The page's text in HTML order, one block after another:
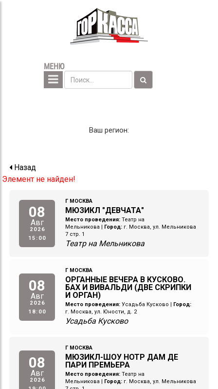
МЕНЮ
Ваш регион:
Назад
Элемент не найден!
08
Авг
2026
15:00
Г МОСКВА
МЮЗИКЛ "ДЕВЧАТА"
Место проведения: Театр на
Мельникова
Город: г. Москва, ул. Мельникова
7 стр. 1
Театр на Мельникова
08
Авг
2026
18:00
Г МОСКВА
ОРГАННЫЕ ВЕЧЕРА В КУСКОВО.
БАХ И ВИВАЛЬДИ (ДВЕ СКРИПКИ
И ОРГАН)
Место проведения: Усадьба Кусково
Город:
г. Москва, ул. Юности, д. 2
Усадьба Кусково
08
Авг
2026
Г МОСКВА
МЮЗИКЛ-ШОУ НОТР ДАМ ДЕ
ПАРИ ПРЕМЬЕРА
Место проведения: Театр на
Мельникова
Город: г. Москва, ул. Мельникова